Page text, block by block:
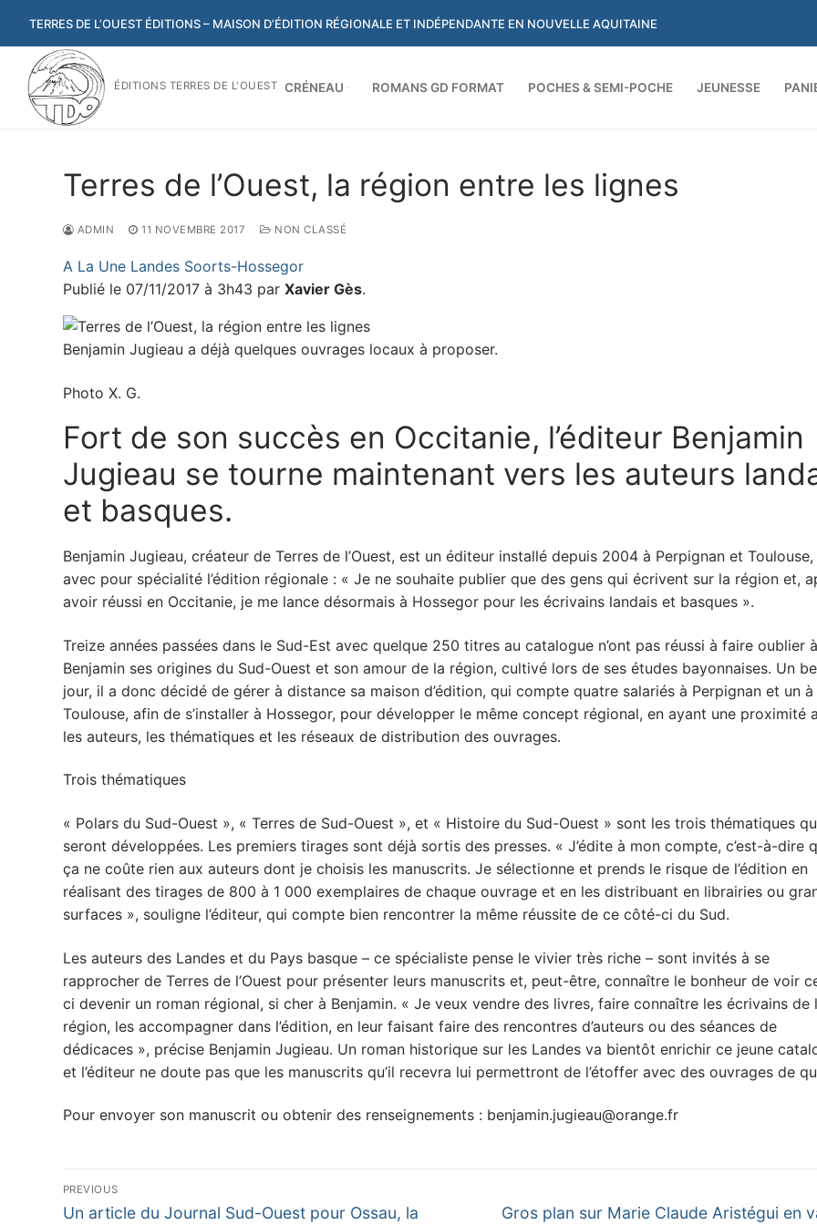
contenu
TERRES DE L’OUEST ÉDITIONS – MAISON D’ÉDITION RÉGIONALE ET INDÉPENDANTE EN NOUVELLE AQUITAINE
ÉDITIONS TERRES DE L'OUEST CRÉNEAU ROMANS GD FORMAT POCHES & SEMI-POCHE JEUNESSE
Terres de l’Ouest, la région entre les lignes
ADMIN 11 NOVEMBRE 2017 NON CLASSÉ
A La Une Landes Soorts-Hossegor
Publié le 07/11/2017 à 3h43 par Xavier Gès.
Benjamin Jugieau a déjà quelques ouvrages locaux à proposer.
Photo X. G.
Fort de son succès en Occitanie, l’éditeur Benjamin
Jugieau se tourne maintenant vers les auteurs
et basques.
Benjamin Jugieau, créateur de Terres de l’Ouest, est un éditeur installé depuis 2004 à Perpignan et Toulouse,
avec pour spécialité l’édition régionale : « Je ne souhaite publier que des gens qui écrivent sur la région et,
avoir réussi en Occitanie, je me lance désormais à Hossegor pour les écrivains landais et basques ».
Treize années passées dans le Sud-Est avec quelque 250 titres au catalogue n’ont pas réussi à faire oublier à
Benjamin ses origines du Sud-Ouest et son amour de la région, cultivé lors de ses études bayonnaises. Un
jour, il a donc décidé de gérer à distance sa maison d’édition, qui compte quatre salariés à Perpignan et un à
Toulouse, afin de s’installer à Hossegor, pour développer le même concept régional, en ayant une proximité
les auteurs, les thématiques et les réseaux de distribution des ouvrages.
Trois thématiques
« Polars du Sud-Ouest », « Terres de Sud-Ouest », et « Histoire du Sud-Ouest » sont les trois thématiques
seront développées. Les premiers tirages sont déjà sortis des presses. « J’édite à mon compte, c’est-à-dire
ça ne coûte rien aux auteurs dont je choisis les manuscrits. Je sélectionne et prends le risque de l’édition en
réalisant des tirages de 800 à 1 000 exemplaires de chaque ouvrage et en les distribuant en librairies ou
surfaces », souligne l’éditeur, qui compte bien rencontrer la même réussite de ce côté-ci du Sud.
Les auteurs des Landes et du Pays basque – ce spécialiste pense le vivier très riche – sont invités à se
rapprocher de Terres de l’Ouest pour présenter leurs manuscrits et, peut-être, connaître le bonheur de voir
ci devenir un roman régional, si cher à Benjamin. « Je veux vendre des livres, faire connaître les écrivains de
région, les accompagner dans l’édition, en leur faisant faire des rencontres d’auteurs ou des séances de
dédicaces », précise Benjamin Jugieau. Un roman historique sur les Landes va bientôt enrichir ce jeune
et l’éditeur ne doute pas que les manuscrits qu’il recevra lui permettront de l’étoffer avec des ouvrages de
Pour envoyer son manuscrit ou obtenir des renseignements : benjamin.jugieau@orange.fr
Navigation
PREVIOUS
Previous
Un article du Journal Sud-Ouest pour Ossau, la
Next
Gros plan sur Marie Claude Aristégui en